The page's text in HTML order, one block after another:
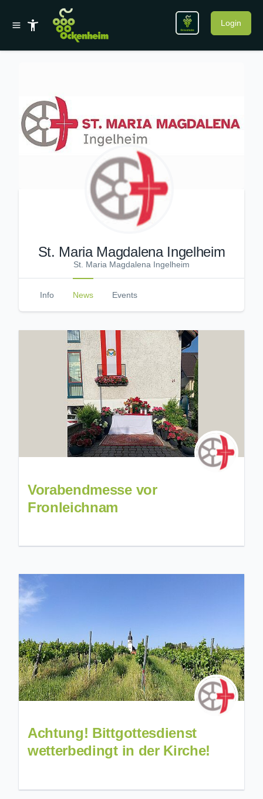
Login
St. Maria Magdalena Ingelheim
St. Maria Magdalena Ingelheim
Info News Events
Vorabendmesse vor
Fronleichnam
Achtung! Bittgottesdienst
wetterbedingt in der Kirche!